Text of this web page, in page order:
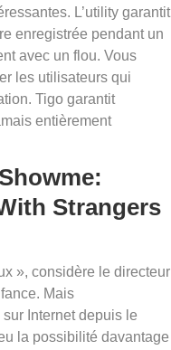
L’utility garantit
enregistrée pendant un
avec un flou. Vous
les utilisateurs qui
Tigo garantit
entièrement
Strangers
», considère le directeur
Mais
Internet depuis le
la possibilité davantage